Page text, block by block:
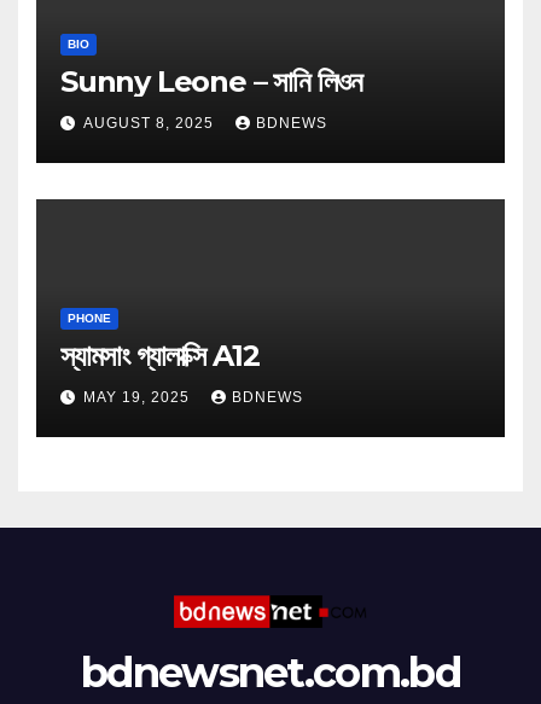
BIO
Sunny Leone – সানি লিওন
AUGUST 8, 2025 BDNEWS
PHONE
স্যামসাং গ্যালাক্সি A12
MAY 19, 2025 BDNEWS
bdnewsnet.com.bd